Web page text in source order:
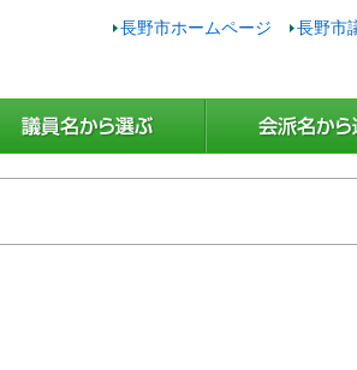
長野市ホームページ 長野市